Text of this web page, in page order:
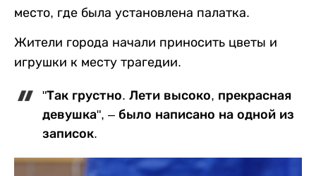
место, где была установлена палатка.
Жители города начали приносить цветы и
игрушки к месту трагедии.
"Так грустно. Лети высоко, прекрасная
девушка", – было написано на одной из
записок.